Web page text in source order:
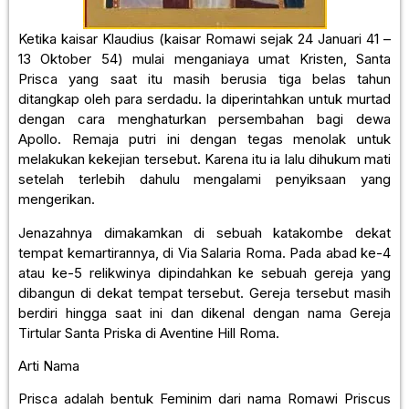
Ketika kaisar Klaudius (kaisar Romawi sejak 24 Januari 41 –
13 Oktober 54) mulai menganiaya umat Kristen, Santa
Prisca yang saat itu masih berusia tiga belas tahun
ditangkap oleh para serdadu. Ia diperintahkan untuk murtad
dengan cara menghaturkan persembahan bagi dewa
Apollo. Remaja putri ini dengan tegas menolak untuk
melakukan kekejian tersebut. Karena itu ia lalu dihukum mati
setelah terlebih dahulu mengalami penyiksaan yang
mengerikan.
Jenazahnya dimakamkan di sebuah katakombe dekat
tempat kemartirannya, di Via Salaria Roma. Pada abad ke-4
atau ke-5 relikwinya dipindahkan ke sebuah gereja yang
dibangun di dekat tempat tersebut. Gereja tersebut masih
berdiri hingga saat ini dan dikenal dengan nama Gereja
Tirtular Santa Priska di Aventine Hill Roma.
Arti Nama
Prisca adalah bentuk Feminim dari nama Romawi Priscus